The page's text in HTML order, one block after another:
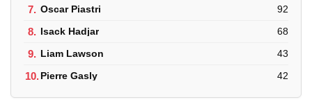
7. Oscar Piastri 92
8. Isack Hadjar 68
9. Liam Lawson 43
10.Pierre Gasly 42